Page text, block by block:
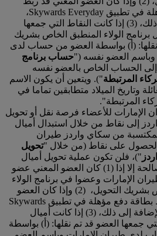
بطاقة دفع مؤهلة في تطبيق Skywards Everyday،
وبالإضافة إلى ذلك، (3) إذا كانت النقاط التي جمعها
برنامج الولاء المنطبق الخاص بشريك
نقلها: (أ) بواسطة العضو من حساب لدى
وباسم العضو نفسه ("حساب برنامج
الحساب الخاص بالعضو نفسه
المرتبطة"). ويتعين أن يكون الاسم
وتاريخ الميلاد متطابقين تماما في
المرتبطة".
الإمارات للأعضاء فرصة نقل أو تحويل
إلى نقاط من خلال استبدال أميال
من سكاي واردز طيران
الحصول على نقاط (من خلال "تحويل
")، فلن تكون عملية تحويل أميال
سكاي واردز صالحة إلا إذا (1) كان العضو المعني عضو
الإمارات وعضوا في برنامج الولاء
المنطبق الخاص بشريك التحويل، (2) وإذا كان العضو
المعني قد ربط بطاقة دفع مؤهلة في تطبيق Skywards
Everyday، وبالإضافة إلى ذلك، (3) إذا كانت أميال
جمعها العضو قد تم نقلها: (أ) بواسطة